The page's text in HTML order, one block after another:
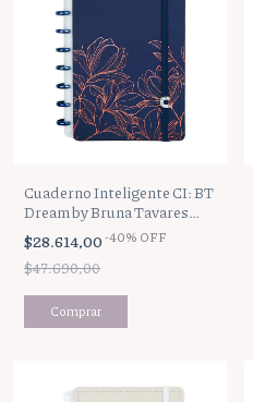
Cuaderno Inteligente CI: BT
Dream by Bruna Tavares
(A5)
$28.614,00-40% OFF
$47.690,00